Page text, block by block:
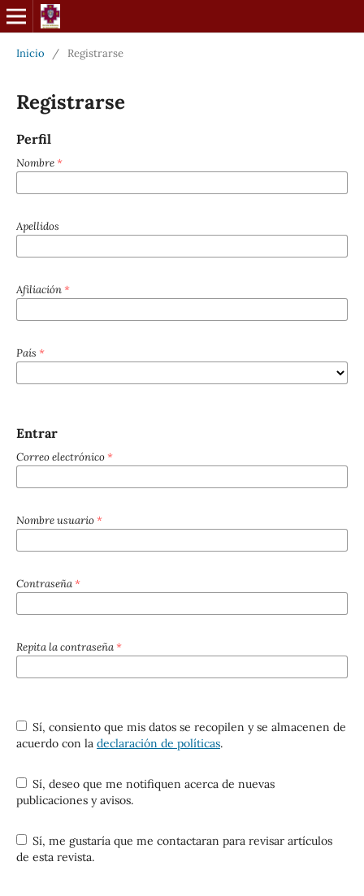
Inicio / Registrarse
Registrarse
Perfil
Nombre *
Apellidos
Afiliación *
País *
Entrar
Correo electrónico *
Nombre usuario *
Contraseña *
Repita la contraseña *
Sí, consiento que mis datos se recopilen y se almacenen de
acuerdo con la declaración de políticas.
Sí, deseo que me notifiquen acerca de nuevas
publicaciones y avisos.
Sí, me gustaría que me contactaran para revisar artículos
de esta revista.